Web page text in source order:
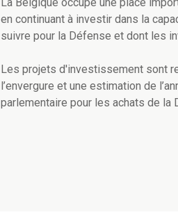
La Belgique occupe une place
en continuant à investir dans la
suivre pour la Défense et dont les
Les projets d'investissement sont
l’envergure et une estimation de
parlementaire pour les achats de